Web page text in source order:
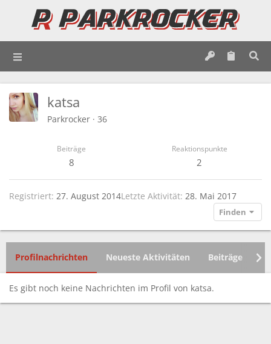
katsa
Parkrocker · 36
Beiträge
8
Reaktionspunkte
2
Registriert 27. August 2014Letzte Aktivität 28. Mai 2017
Finden
Profilnachrichten Neueste Aktivitäten Beiträge
Es gibt noch keine Nachrichten im Profil von katsa.